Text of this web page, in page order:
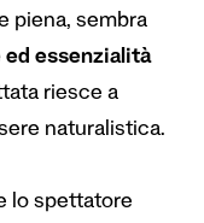
piena, sembra
ed essenzialità
riesce a
naturalistica.
lo spettatore